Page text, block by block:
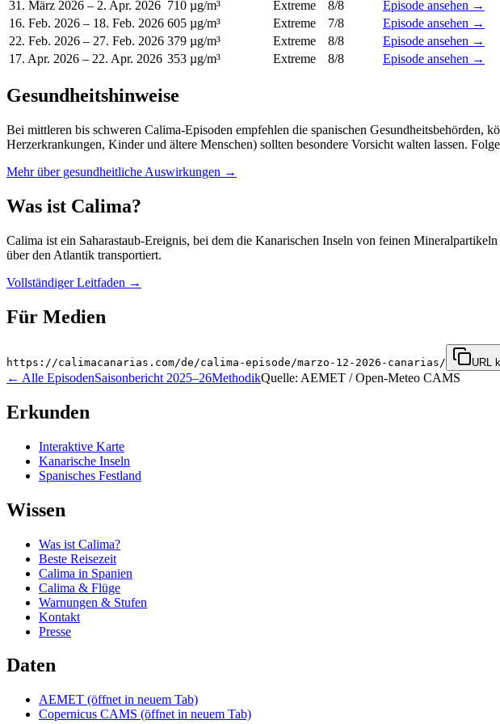
31. März 2026 – 2. Apr. 2026 710 µg/m³ Extreme 8/8 Episode ansehen →
16. Feb. 2026 – 18. Feb. 2026 605 µg/m³ Extreme 7/8 Episode ansehen →
22. Feb. 2026 – 27. Feb. 2026 379 µg/m³ Extreme 8/8 Episode ansehen →
17. Apr. 2026 – 22. Apr. 2026 353 µg/m³ Extreme 8/8 Episode ansehen →
Gesundheitshinweise
Bei mittleren bis schweren Calima-Episoden empfehlen die spanischen
Herzerkrankungen, Kinder und ältere Menschen) sollten besondere Vorsicht walten lassen.
Mehr über gesundheitliche Auswirkungen →
Was ist Calima?
Calima ist ein Saharastaub-Ereignis, bei dem die Kanarischen Inseln von feinen
über den Atlantik transportiert.
Vollständiger Leitfaden →
Für Medien
https://calimacanarias.com/de/calima-episode/marzo-12-2026-canarias/ URL
← Alle EpisodenSaisonbericht 2025–26MethodikQuelle: AEMET / Open-Meteo CAMS
Erkunden
Interaktive Karte
Kanarische Inseln
Spanisches Festland
Wissen
Was ist Calima?
Beste Reisezeit
Calima in Spanien
Calima & Flüge
Warnungen & Stufen
Kontakt
Presse
Daten
AEMET (öffnet in neuem Tab)
Copernicus CAMS (öffnet in neuem Tab)